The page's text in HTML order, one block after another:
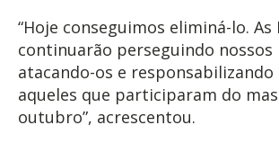
“Hoje conseguimos eliminá-lo. As
continuarão perseguindo nossos
atacando-os e
aqueles que participaram do
outubro”, acrescentou.